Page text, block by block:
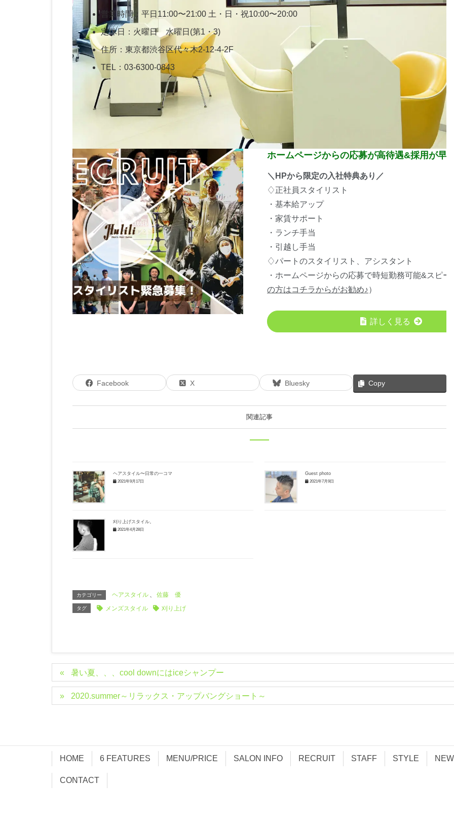
営業時間：平日11:00〜21:00 土・日・祝10:00〜20:00
定休日：火曜日 水曜日(第1・3)
住所：東京都渋谷区代々木2-12-4-2F
TEL：03-6300-0843
ホームページからの応募が高待遇&採用が早
＼HPから限定の入社特典あり／
♢正社員スタイリスト
・基本給アップ
・家賃サポート
・ランチ手当
・引越し手当
♢パートのスタイリスト、アシスタント
・ホームページからの応募で時短勤務可能&スピー
の方はコチラからがお勧め♪）
詳しく見る
Facebook X Bluesky Copy
関連記事
ヘアスタイル〜日常の一コマ
2021年9月17日
Guest photo
2021年7月9日
刈り上げスタイル。
2021年4月28日
カテゴリー ヘアスタイル 、 佐藤 優
タグ メンズスタイル 刈り上げ
暑い夏、、、cool downにはiceシャンプー
2020.summer～リラックス・アップバングショート～
HOME 6 FEATURES MENU/PRICE SALON INFO RECRUIT STAFF STYLE
CONTACT